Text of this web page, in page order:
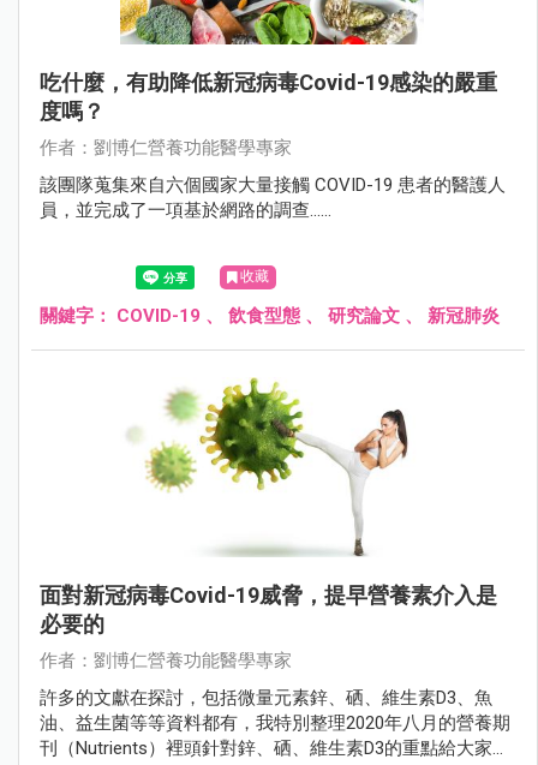
吃什麼，有助降低新冠病毒Covid-19感染的嚴重
度嗎？
作者：劉博仁營養功能醫學專家
該團隊蒐集來自六個國家大量接觸 COVID-19 患者的醫護人
員，並完成了一項基於網路的調查......
收藏
關鍵字： COVID-19 、 飲食型態 、 研究論文 、 新冠肺炎
面對新冠病毒Covid-19威脅，提早營養素介入是
必要的
作者：劉博仁營養功能醫學專家
許多的文獻在探討，包括微量元素鋅、硒、維生素D3、魚
油、益生菌等等資料都有，我特別整理2020年八月的營養期
刊（Nutrients）裡頭針對鋅、硒、維生素D3的重點給大家參